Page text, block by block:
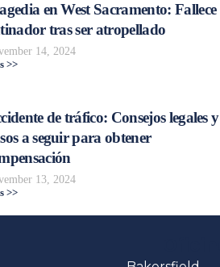
en West Sacramento: Fallece
tras ser atropellado
14, 2024
>>
de tráfico: Consejos legales y
a seguir para obtener
13, 2024
>>